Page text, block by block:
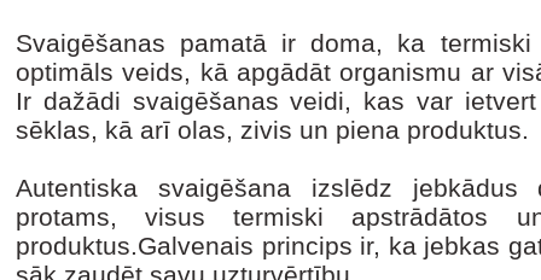
Svaigēšanas pamatā ir doma, ka
optimāls veids, kā apgādāt organismu ar
Ir dažādi svaigēšanas veidi, kas var
sēklas, kā arī olas, zivis un piena produktus.
Autentiska svaigēšana izslēdz
protams, visus termiski apstrādātos
produktus.Galvenais princips ir, ka jebkas